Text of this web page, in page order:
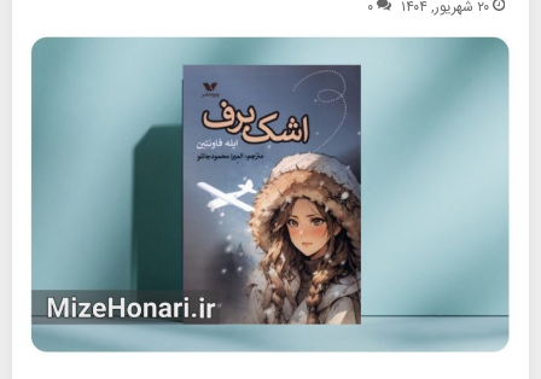
۲۰ شهریور, ۱۴۰۴ ۰